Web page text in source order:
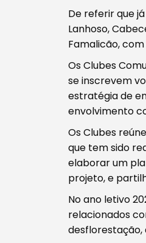
De referir que
Lanhoso,
Famalicão,
Os Clubes
se inscrevem
estratégia de
envolvimento
Os Clubes
que tem sido
elaborar um
projeto, e
No ano letivo
relacionados
desflorestação,